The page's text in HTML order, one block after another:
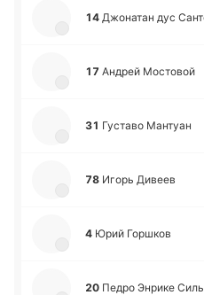
14 Джо­на­тан дус
17 Андрей Мо­сто­вой
31 Гу­ста­во Ма­нтуан
78 Игорь Дивеев
4 Юрий Го­ршков
20 Педро Энрике